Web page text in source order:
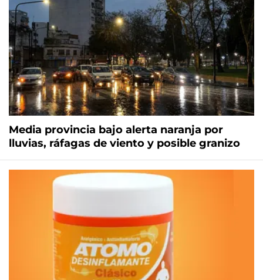
Media provincia bajo alerta naranja por
lluvias, ráfagas de viento y posible granizo